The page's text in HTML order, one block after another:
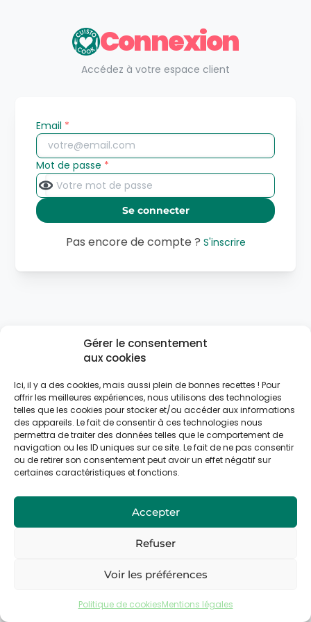
Gérer le consentement
aux cookies
Ici, il y a des cookies, mais aussi plein de bonnes recettes ! Pour
offrir les meilleures expériences, nous utilisons des technologies
telles que les cookies pour stocker et/ou accéder aux informations
des appareils. Le fait de consentir à ces technologies nous
permettra de traiter des données telles que le comportement de
navigation ou les ID uniques sur ce site. Le fait de ne pas consentir
ou de retirer son consentement peut avoir un effet négatif sur
certaines caractéristiques et fonctions.
Accepter
Refuser
Voir les préférences
Politique de cookiesMentions légales
Connexion
Accédez à votre espace client
Email *
Mot de passe *
Se connecter
Pas encore de compte ? S'inscrire